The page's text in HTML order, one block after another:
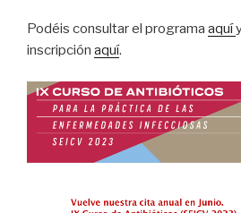
Podéis consultar el programa aquí
inscripción aquí.